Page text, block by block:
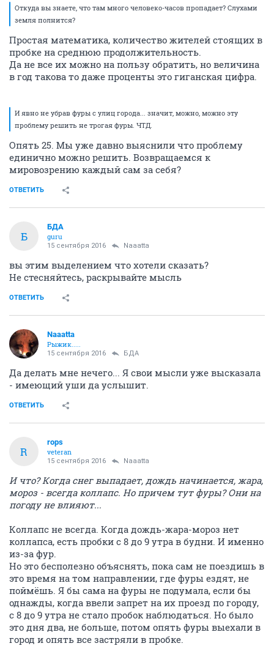
Откуда вы знаете, что там много человеко-часов пропадает? Слухами
земля полнится?
Простая математика, количество жителей стоящих в
пробке на среднюю продолжительность.
Да не все их можно на пользу обратить, но величина
в год такова то даже проценты это гиганская цифра.
И явно не убрав фуры с улиц города... значит, можно, можно эту
проблему решить не трогая фуры. ЧТД.
Опять 25. Мы уже давно выяснили что проблему
единично можно решить. Возвращаемся к
мировозрению каждый сам за себя?
ОТВЕТИТЬ
Б
БДА
guru
15 сентября 2016 Naaatta
вы этим выделением что хотели сказать?
Не стесняйтесь, раскрывайте мысль
ОТВЕТИТЬ
Naaatta
Рыжик.....
15 сентября 2016 БДА
Да делать мне нечего... Я свои мысли уже высказала
- имеющий уши да услышит.
ОТВЕТИТЬ
R
rops
veteran
15 сентября 2016 Naaatta
И что? Когда снег выпадает, дождь начинается, жара,
мороз - всегда коллапс. Но причем тут фуры? Они на
погоду не влияют...
Коллапс не всегда. Когда дождь-жара-мороз нет
коллапса, есть пробки с 8 до 9 утра в будни. И именно
из-за фур.
Но это бесполезно объяснять, пока сам не поездишь в
это время на том направлении, где фуры ездят, не
поймёшь. Я бы сама на фуры не подумала, если бы
однажды, когда ввели запрет на их проезд по городу,
с 8 до 9 утра не стало пробок наблюдаться. Но было
это дня два, не больше, потом опять фуры выехали в
город и опять все застряли в пробке.